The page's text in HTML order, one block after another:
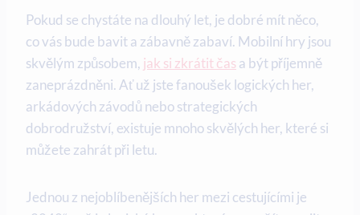
Pokud se chystáte na dlouhý let, je dobré mít něco,
co vás bude bavit a zábavně zabaví. Mobilní hry jsou
skvělým způsobem, jak si zkrátit čas a být příjemně
zaneprázdněni. Ať už jste fanoušek logických her,
arkádových závodů nebo strategických
dobrodružství, existuje mnoho skvělých her, které si
můžete zahrát při letu.
Jednou z nejoblíbenějších her mezi cestujícími je